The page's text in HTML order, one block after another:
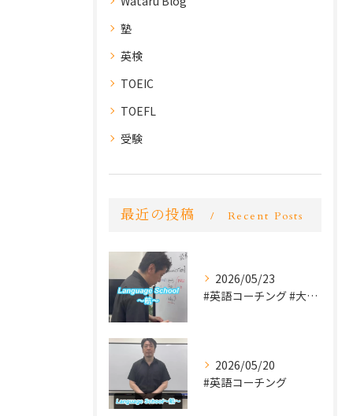
塾
英検
TOEIC
TOEFL
受験
最近の投稿 Recent Posts
2026/05/23
#英語コーチング #大学受験 #英検
2026/05/20
#英語コーチング